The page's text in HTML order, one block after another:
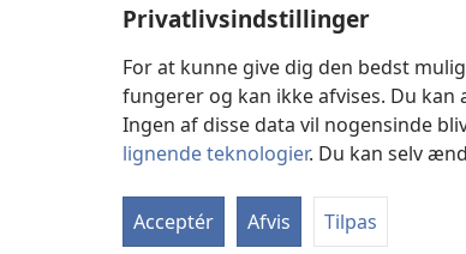
Privatlivsindstillinger
For at kunne give dig den bedst
fungerer og kan ikke afvises. Du
Ingen af disse data vil nogensinde
lignende teknologier. Du kan selv
Acceptér Afvis Tilpas
Copyright © 2026 Watch